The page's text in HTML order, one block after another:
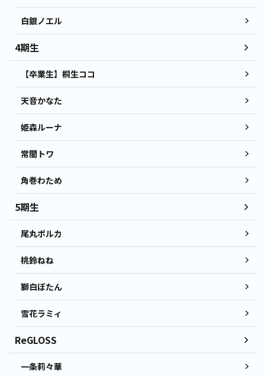
白銀ノエル
4期生
【卒業生】桐生ココ
天音かなた
姫森ルーナ
常闇トワ
角巻わため
5期生
尾丸ポルカ
桃鈴ねね
獅白ぼたん
雪花ラミィ
ReGLOSS
一条莉々華